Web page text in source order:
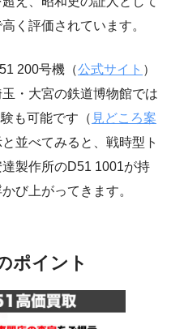
く評価されています。
200号機（公式サイト ）
・大宮の鉄道博物館では
も可能です（ 見どころ案
並べてみると、戦時型ト
製作所のD51 1001が持
び上がってきます。
ポイント